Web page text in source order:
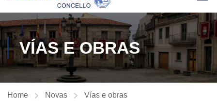
VÍAS E OBRAS
Home Novas Vías e obras